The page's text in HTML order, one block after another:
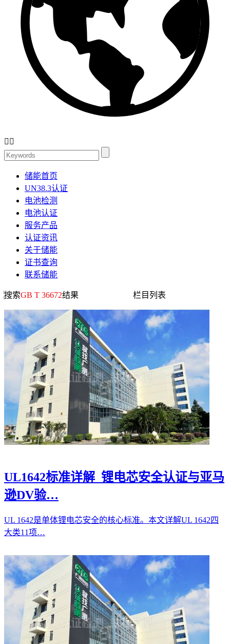
 
储能首页
UN38.3认证
电池检测
电池认证
服务产品
认证资讯
关于储能
证书查询
联系储能
搜索GB T 36672结果 栏目列表
UL1642标准详解_锂电芯安全认证与亚马
逊DV验…
UL 1642是单体锂电芯安全的核心标准。本文详解UL 1642四
大类11项…